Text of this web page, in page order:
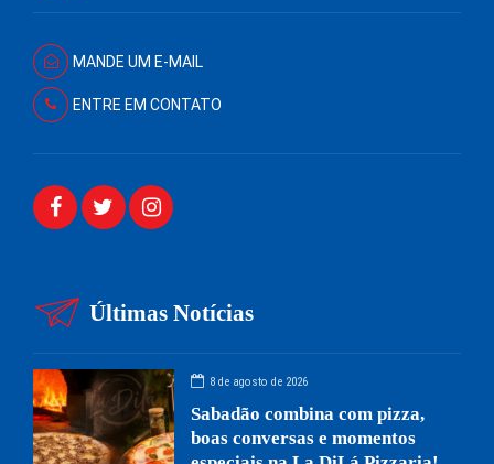
MANDE UM E-MAIL
ENTRE EM CONTATO
Últimas Notícias
8 de agosto de 2026
Sabadão combina com pizza,
boas conversas e momentos